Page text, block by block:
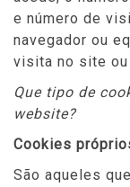
e número de
navegador ou
visita no site ou
Que tipo de
website?
Cookies
São aqueles